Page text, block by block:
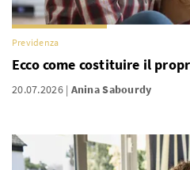
Previdenza
Ecco come costituire il
20.07.2026 Anina Sabourdy